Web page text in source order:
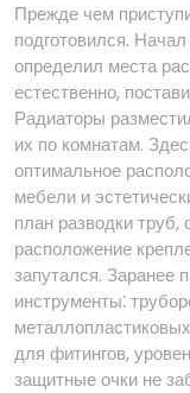
Прежде чем
подготовился.
определил места
естественно,
Радиаторы
их по комнатам.
оптимальное
мебели и
план разводки труб,
расположение
запутался. Заранее
инструменты⁚
для фитингов,
защитные очки не